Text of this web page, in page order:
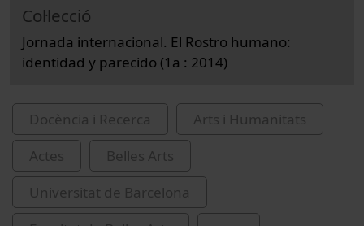
Col·lecció
Jornada internacional. El Rostro humano:
identidad y parecido (1a : 2014)
Docència i Recerca
Arts i Humanitats
Actes
Belles Arts
Universitat de Barcelona